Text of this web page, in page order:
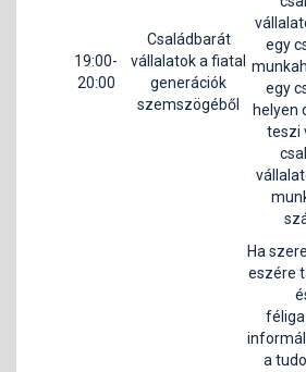
19:00-
20:00
Családbarát
vállalatok a fiatal
generációk
szemszögéből
egy
egy
helyen
teszi
Ha
eszére
a